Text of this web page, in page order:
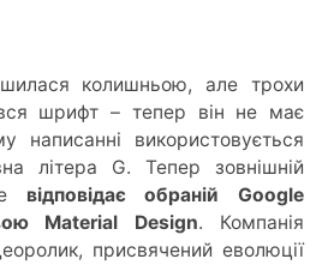
колишньою, але трохи
шрифт – тепер він не має
написанні використовується
літера G. Тепер зовнішній
відповідає обраній Google
Material Design. Компанія
присвячений еволюції